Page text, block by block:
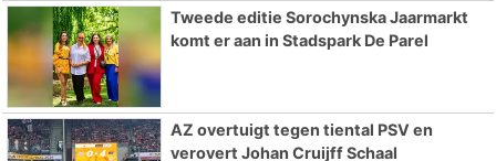
Tweede editie Sorochynska Jaarmarkt
komt er aan in Stadspark De Parel
AZ overtuigt tegen tiental PSV en
verovert Johan Cruijff Schaal